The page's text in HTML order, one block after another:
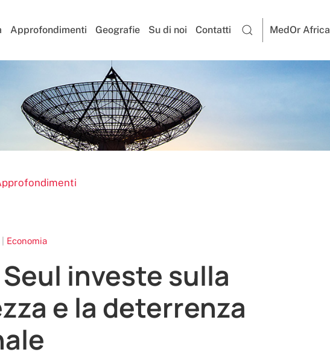
Approfondimenti Geografie Su di noi Contatti MedOr Africa
Economia
investe sulla
e la deterrenza